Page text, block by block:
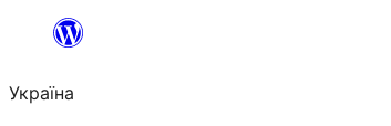
Перейти
вмісту
Україна